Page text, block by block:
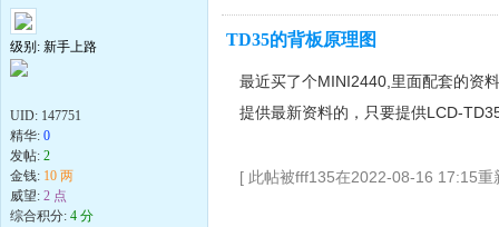
级别: 新手上路
UID: 147751
精华: 0
发帖: 2
金钱: 10 两
威望: 2 点
综合积分: 4 分
TD35的背板原理图
最近买了个MINI2440,里面配套的资
提供最新资料的，只要提供LCD-
[ 此帖被fff135在2022-08-16 17:15重